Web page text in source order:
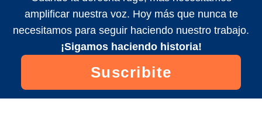
amplificar nuestra voz. Hoy más que nunca te
necesitamos para seguir haciendo nuestro trabajo.
¡Sigamos haciendo historia!
Suscribite